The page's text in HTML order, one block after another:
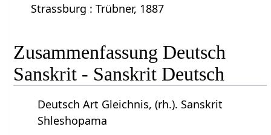
Strassburg : Trübner, 1887
Zusammenfassung Deutsch
Sanskrit - Sanskrit Deutsch
Deutsch Art Gleichnis, (rh.). Sanskrit
Shleshopama